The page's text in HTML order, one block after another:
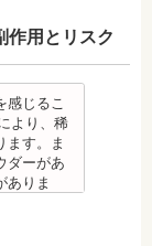
ありま
るものが
歯科医師
のストレ
が詰ま
縮）が
4本）、歯
がありま
がありま
また、ガ
れなく
、吐き
ますの
示のもと
くあらわ
相違も起
い。
歯根吸
た場
業
に歯石
が苦手な
と歯の間
ついたも
に着きや
の奥歯
作用とリスク
感じるこ
より、稀
ます。ま
ダーがあ
ありま